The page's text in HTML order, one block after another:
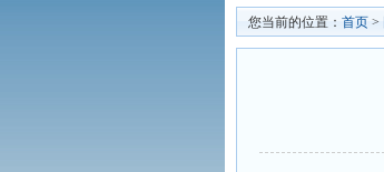
您当前的位置： 首页 >